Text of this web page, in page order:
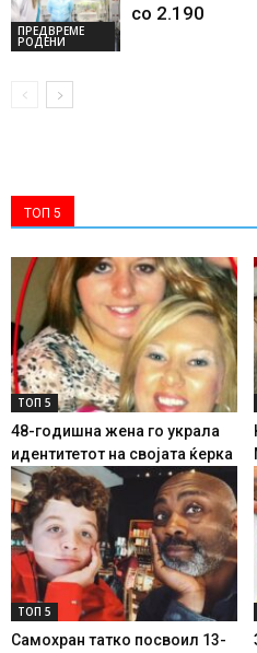
ПРЕДВРЕМЕ
РОДЕНИ
со 2.190
ТОП 5
ТОП 5
48-годишна жена го украла
идентитетот на својата ќерка
ТОП 5
Самохран татко посвоил 13-